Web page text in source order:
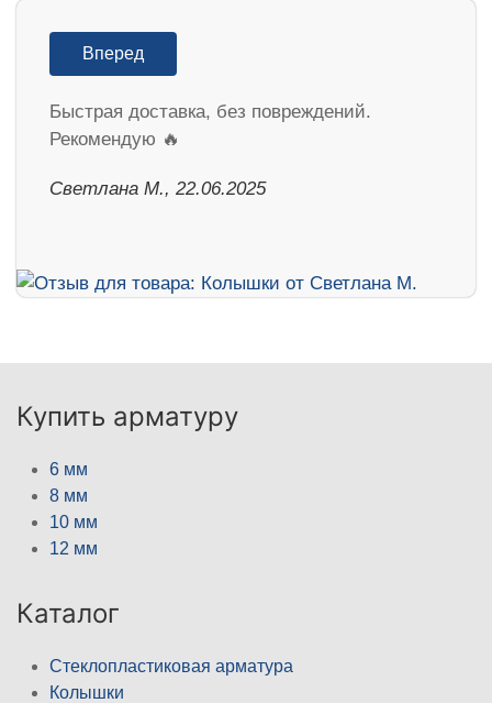
Вперед
Быстрая доставка, без повреждений.
Рекомендую 🔥
Светлана М., 22.06.2025
Купить арматуру
6 мм
8 мм
10 мм
12 мм
Каталог
Стеклопластиковая арматура
Колышки